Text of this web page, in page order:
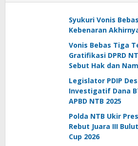
Syukuri Vonis
Kebenaran
Vonis Bebas Tiga
Gratifikasi DPRD
Sebut Hak dan
Legislator PDIP
Investigatif Dana
APBD NTB 2025
Polda NTB Ukir
Rebut Juara III
Cup 2026